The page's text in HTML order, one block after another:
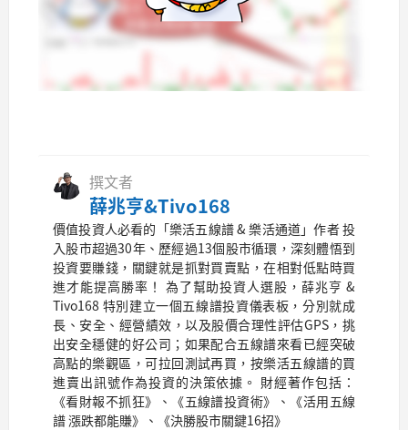
撰文者
薛兆亨&Tivo168
價值投資人必看的「樂活五線譜 & 樂活通道」作者 投
入股市超過30年、歷經過13個股市循環，深刻體悟到
投資要賺錢，關鍵就是抓對買賣點，在相對低點時買
進才能提高勝率！ 為了幫助投資人選股，薛兆亨 &
Tivo168 特別建立一個五線譜投資儀表板，分別就成
長、安全、經營績效，以及股價合理性評估GPS，挑
出安全穩健的好公司；如果配合五線譜來看已經突破
高點的樂觀區，可拉回測試再買，按樂活五線譜的買
進賣出訊號作為投資的決策依據。 財經著作包括：
《看財報不抓狂》、《五線譜投資術》、《活用五線
譜 漲跌都能賺》、《決勝股市關鍵16招》